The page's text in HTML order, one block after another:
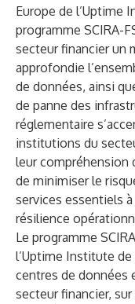
Europe de l’Uptime
programme SCIRA-
secteur financier un
approfondie
de données, ainsi
de panne des
réglementaire
institutions du
leur compréhension
de minimiser le
services essentiels à
résilience
Le programme
l’Uptime Institute
centres de données
secteur financier,